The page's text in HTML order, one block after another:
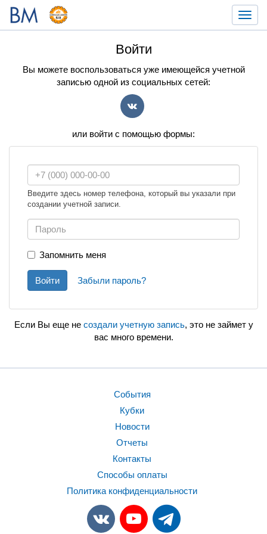
Войти
Вы можете воспользоваться уже имеющейся учетной
записью одной из социальных сетей:
или войти с помощью формы:
Введите здесь номер телефона, который вы указали при
создании учетной записи.
Запомнить меня
Войти Забыли пароль?
Если Вы еще не создали учетную запись, это не займет у
вас много времени.
События
Кубки
Новости
Отчеты
Контакты
Способы оплаты
Политика конфиденциальности